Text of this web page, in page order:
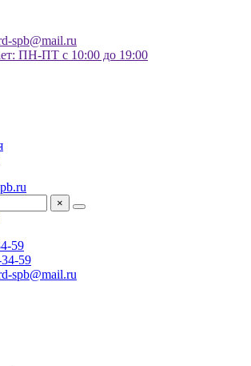
spb@mail.ru
ПН-ПТ с 10:00 до 19:00
×
59
59
spb@mail.ru